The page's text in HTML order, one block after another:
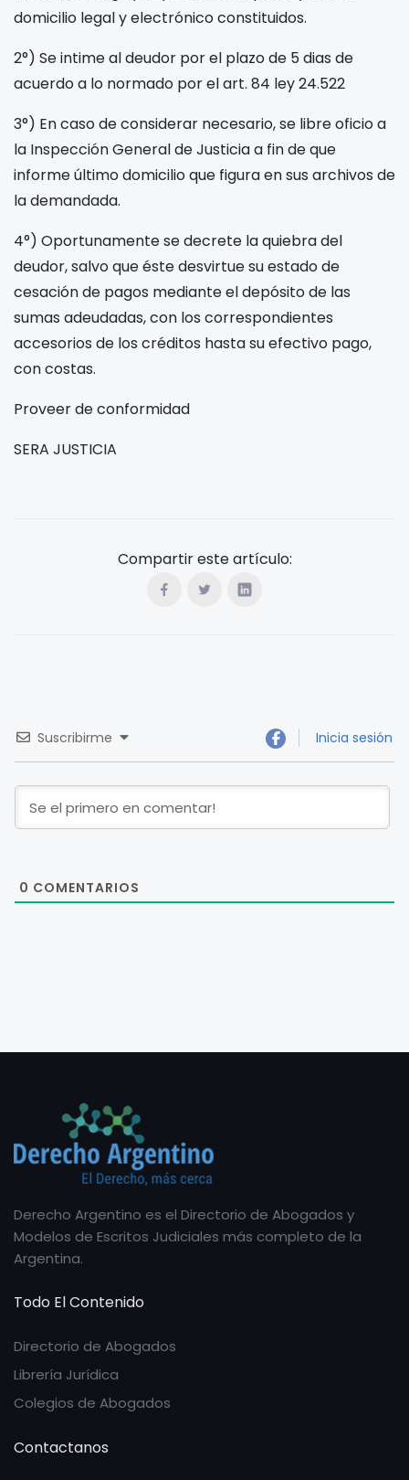
domicilio legal y electrónico constituidos.
2°) Se intime al deudor por el plazo de 5 dias de
acuerdo a lo normado por el art. 84 ley 24.522
3°) En caso de considerar necesario, se libre oficio a
la Inspección General de Justicia a fin de que
informe último domicilio que figura en sus archivos de
la demandada.
4°) Oportunamente se decrete la quiebra del
deudor, salvo que éste desvirtue su estado de
cesación de pagos mediante el depósito de las
sumas adeudadas, con los correspondientes
accesorios de los créditos hasta su efectivo pago,
con costas.
Proveer de conformidad
SERA JUSTICIA
Compartir este artículo:
Suscribirme Inicia sesión
0 COMENTARIOS
Derecho Argentino es el Directorio de Abogados y
Modelos de Escritos Judiciales más completo de la
Argentina.
Todo El Contenido
Directorio de Abogados
Librería Jurídica
Colegios de Abogados
Contactanos